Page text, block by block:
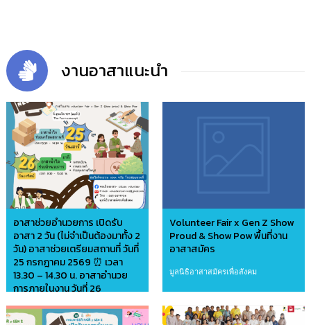
งานอาสาแนะนำ
อาสาช่วยอำนวยการ เปิดรับ
อาสา 2 วัน (ไม่จำเป็นต้องมาทั้ง 2
วัน) อาสาช่วยเตรียมสถานที่ วันที่
25 กรกฎาคม 2569 ⏰ เวลา
13.30 – 14.30 น. อาสาอำนวย
การภายในงาน วันที่ 26
– 15.30 น.
Volunteer Fair x Gen Z Show
Proud & Show Pow พื้นที่งาน
อาสาสมัคร
มูลนิธิอาสาสมัครเพื่อสังคม